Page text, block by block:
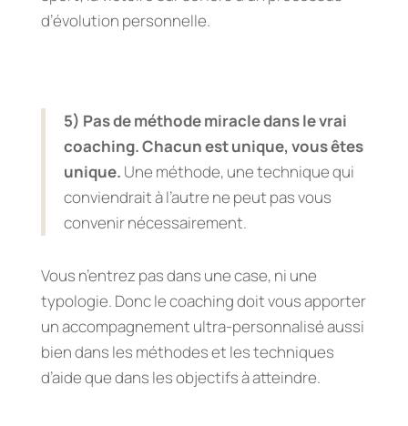
d’évolution personnelle.
5) Pas de méthode miracle dans le vrai
coaching. Chacun est unique, vous êtes
unique. Une méthode, une technique qui
conviendrait à l’autre ne peut pas vous
convenir nécessairement.
Vous n’entrez pas dans une case, ni une
typologie. Donc le coaching doit vous apporter
un accompagnement ultra-personnalisé aussi
bien dans les méthodes et les techniques
d’aide que dans les objectifs à atteindre.